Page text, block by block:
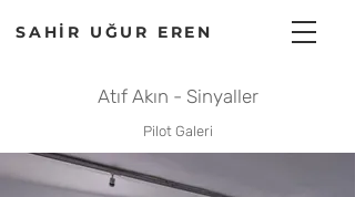
SAHİR UĞUR EREN
Atıf Akın - Sinyaller
Pilot Galeri